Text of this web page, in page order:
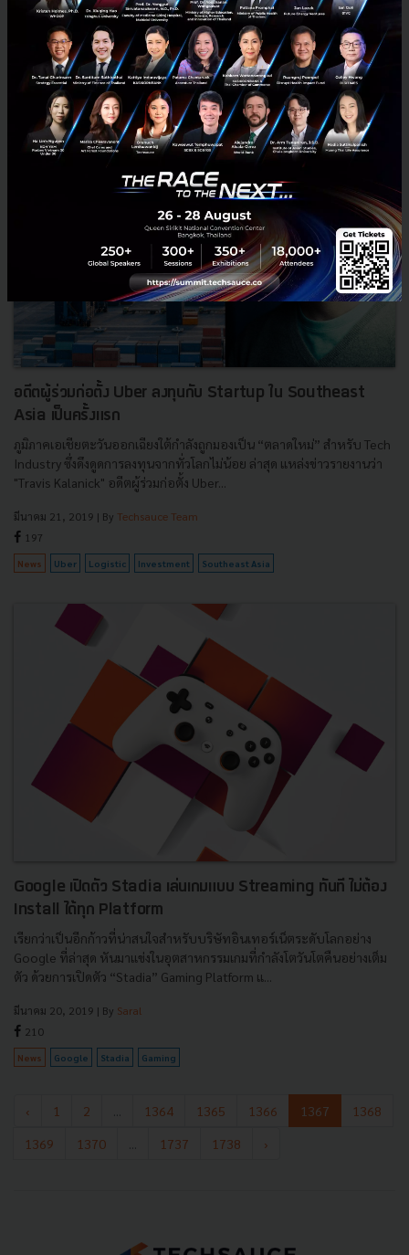
มีนาคม 21, 2019| ByTechsauce Team
Marketbuzzz ปัญหาด้านสิ่งแวดล้อม
อดีตผู้ร่วมก่อตั้ง Uber ลงทุนกับ Startup ใน Southeast
Asia เป็นครั้งแรก
ภูมิภาคเอเชียตะวันออกเฉียงใต้กำลังถูกมองเป็น “ตลาดใหม่” สำหรับ Tech
Industry ซึ่งดึงดูดการลงทุนจากทั่วโลกไม่น้อย ล่าสุด แหล่งข่าวรายงานว่า
"Travis Kalanick" อดีตผู้ร่วมก่อตั้ง Uber...
มีนาคม 21, 2019 | By Techsauce Team
197
News Uber Logistic Investment Southeast Asia
Google เปิดตัว Stadia เล่นเกมแบบ Streaming ทันที ไม่ต้อง
Install ได้ทุก Platform
เรียกว่าเป็นอีกก้าวที่น่าสนใจสำหรับบริษัทอินเทอร์เน็ตระดับโลกอย่าง
Google ที่ล่าสุด หันมาแข่งในอุตสาหกรรมเกมที่กำลังโตวันโตคืนอย่างเต็ม
ตัว ด้วยการเปิดตัว “Stadia” Gaming Platform แ...
มีนาคม 20, 2019 | By Saral
210
News Google Stadia Gaming
‹ 1 2 1364 1365 1366 1367
1368
1369
1370 1737 1738 ›